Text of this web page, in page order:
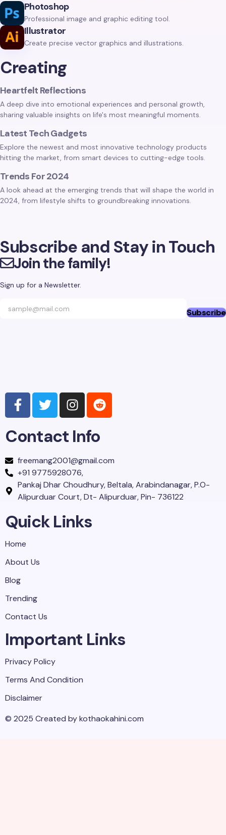
Photoshop
Professional image and graphic editing tool.
Illustrator
Create precise vector graphics and illustrations.
Creating
Heartfelt Reflections
A deep dive into emotional experiences and personal growth,
sharing valuable insights on life's most meaningful moments.
Latest Tech Gadgets
Explore the newest and most innovative technology products
hitting the market, from smart devices to cutting-edge tools.
Trends For 2024
A look ahead at the emerging trends that will shape the world in
2024, from lifestyle shifts to groundbreaking innovations.
Subscribe and Stay in Touch
Join the family!
Sign up for a Newsletter.
Subscribe
Contact Info
freemang2001@gmail.com
+91 9775928076,
Pankaj Dhar Choudhury, Beltala, Arabindanagar, P.O-
Alipurduar Court, Dt- Alipurduar, Pin- 736122
Quick Links
Home
About Us
Blog
Trending
Contact Us
Important Links
Privacy Policy
Terms And Condition
Disclaimer
© 2025 Created by kothaokahini.com